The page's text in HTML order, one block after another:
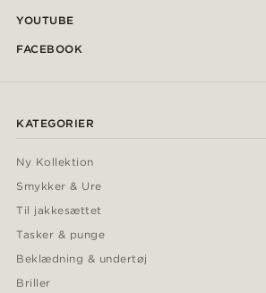
YOUTUBE
FACEBOOK
KATEGORIER
Ny Kollektion
Smykker & Ure
Til jakkesættet
Tasker & punge
Beklædning & undertøj
Briller